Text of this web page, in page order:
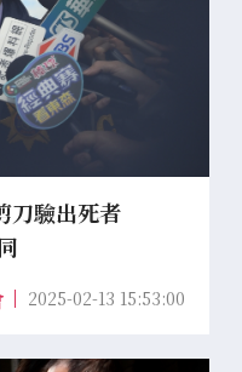
刀驗出死者
2025-02-13 15:53:00